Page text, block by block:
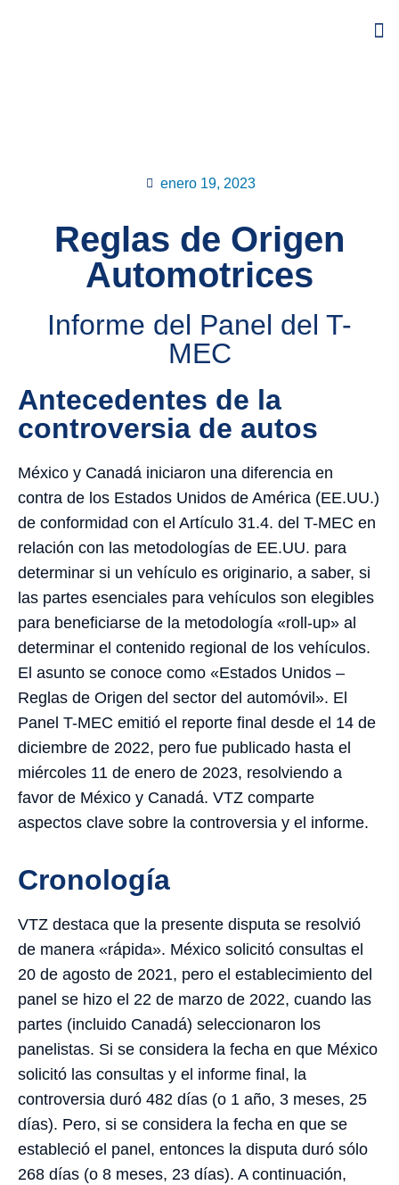
enero 19, 2023
Reglas de Origen
Automotrices
Informe del Panel del T-
MEC
Antecedentes de la
controversia de autos
México y Canadá iniciaron una diferencia en
contra de los Estados Unidos de América (EE.UU.)
de conformidad con el Artículo 31.4. del T-MEC en
relación con las metodologías de EE.UU. para
determinar si un vehículo es originario, a saber, si
las partes esenciales para vehículos son elegibles
para beneficiarse de la metodología «roll-up» al
determinar el contenido regional de los vehículos.
El asunto se conoce como «Estados Unidos –
Reglas de Origen del sector del automóvil». El
Panel T-MEC emitió el reporte final desde el 14 de
diciembre de 2022, pero fue publicado hasta el
miércoles 11 de enero de 2023, resolviendo a
favor de México y Canadá. VTZ comparte
aspectos clave sobre la controversia y el informe.
Cronología
VTZ destaca que la presente disputa se resolvió
de manera «rápida». México solicitó consultas el
20 de agosto de 2021, pero el establecimiento del
panel se hizo el 22 de marzo de 2022, cuando las
partes (incluido Canadá) seleccionaron los
panelistas. Si se considera la fecha en que México
solicitó las consultas y el informe final, la
controversia duró 482 días (o 1 año, 3 meses, 25
días). Pero, si se considera la fecha en que se
estableció el panel, entonces la disputa duró sólo
268 días (o 8 meses, 23 días). A continuación,